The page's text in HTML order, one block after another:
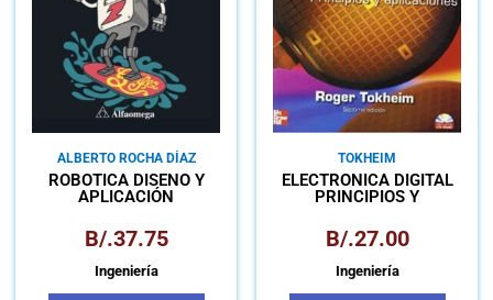
ALBERTO ROCHA DÍAZ
ROBÓTICA DISEÑO Y
APLICACIÓN
B/.37.75
Ingeniería
TOKHEIM
ELECTRÓNICA DIGITAL
PRINCIPIOS Y
B/.27.00
Ingeniería